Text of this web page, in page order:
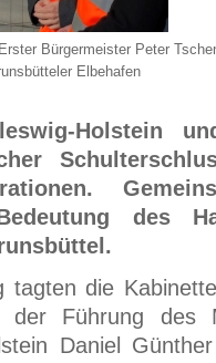
Bürgermeister Peter
Elbehafen
Holstein
des
tagten die
Führung des
Daniel